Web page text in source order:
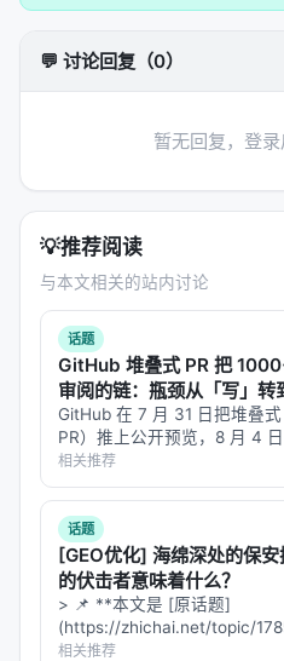
💬 讨论回复（0）
暂无回复，登
💡推荐阅读
与本文相关的站内讨论
话题
GitHub 堆叠式 PR 把
审阅的链：瓶颈从「写」转
GitHub 在 7 月 31 日把堆叠
PR）推上公开预览，8 月 4
整的"AI 生成巨型 diff 怎么变
相关推荐
话题
[GEO优化] 海绵深处的保
的伏击者意味着什么？
> 📌 **本文是 [原话题]
(https://zhichai.net/topic/
**——标题改为问题驱动式，
相关推荐